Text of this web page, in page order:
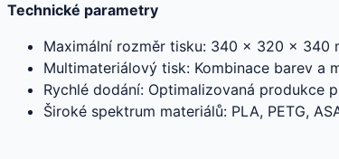
Technické parametry
Maximální rozměr tisku: 340 × 320 × 340
Multimateriálový tisk: Kombinace barev a
Rychlé dodání: Optimalizovaná produkce
Široké spektrum materiálů: PLA, PETG,